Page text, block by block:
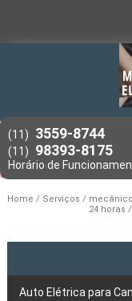
(11) 3559-8744
(11) 98393-8175
Home Serviços
24 horas
Auto Elétrica para